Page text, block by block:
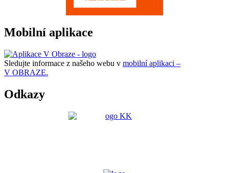
Mobilní aplikace
Sledujte informace z našeho webu v mobilní aplikaci –
V OBRAZE.
Odkazy